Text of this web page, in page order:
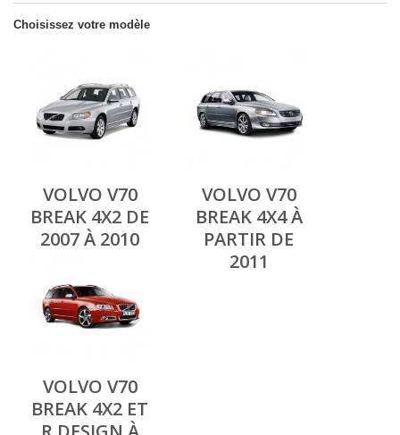
Choisissez votre modèle
VOLVO V70
BREAK 4X2 DE
2007 À 2010
VOLVO V70
BREAK 4X4 À
PARTIR DE
2011
VOLVO V70
BREAK 4X2 ET